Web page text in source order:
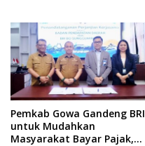
Pemkab Gowa Gandeng BRI
untuk Mudahkan
Masyarakat Bayar Pajak,